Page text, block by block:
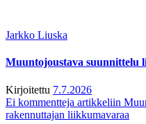
Jarkko Liuska
Muuntojoustava suunnittelu
Kirjoitettu 7.7.2026
Ei kommentteja artikkeliin
rakennuttajan liikkumavaraa